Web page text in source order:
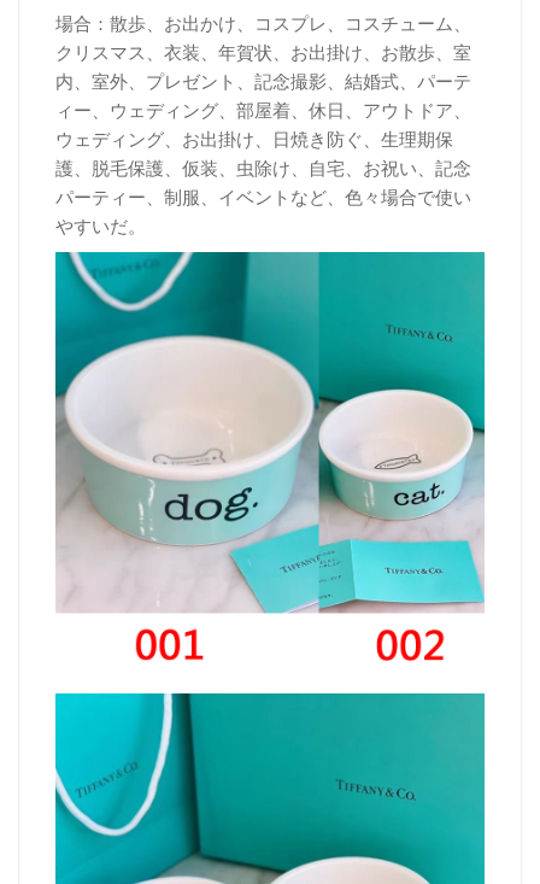
場合：散歩、お出かけ、コスプレ、コスチューム、
クリスマス、衣装、年賀状、お出掛け、お散歩、室
内、室外、プレゼント、記念撮影、結婚式、パーテ
ィー、ウェディング、部屋着、休日、アウトドア、
ウェディング、お出掛け、日焼き防ぐ、生理期保
護、脱毛保護、仮装、虫除け、自宅、お祝い、記念
パーティー、制服、イベントなど、色々場合で使い
やすいだ。